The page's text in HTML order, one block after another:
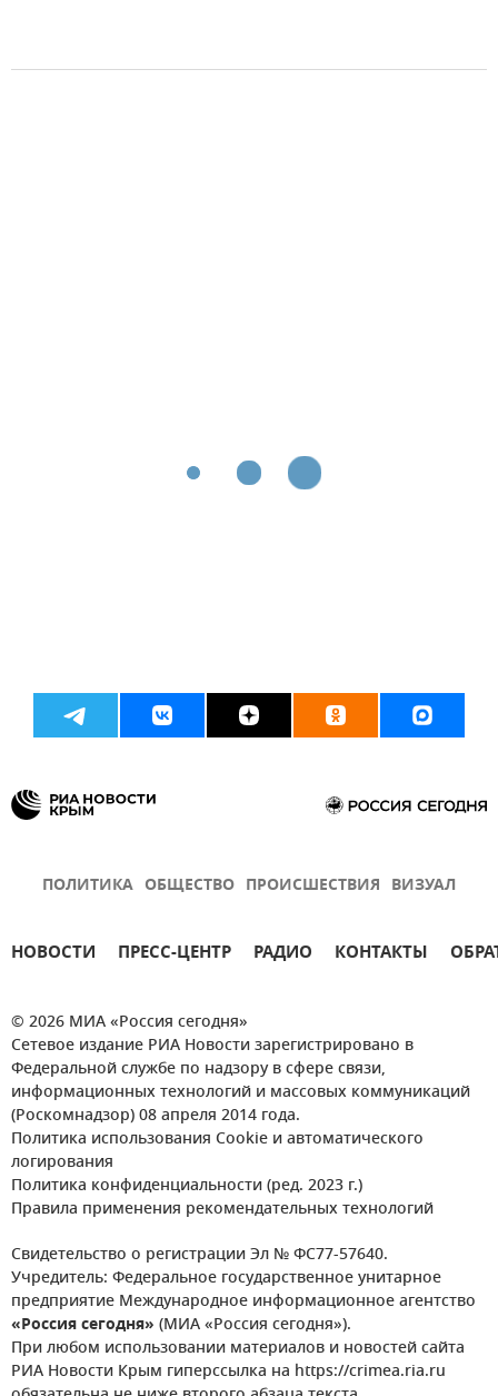
ПОЛИТИКА ОБЩЕСТВО ПРОИСШЕСТВИЯ ВИЗУАЛ
НОВОСТИ ПРЕСС-ЦЕНТР РАДИО КОНТАКТЫ
© 2026 МИА «Россия сегодня»
Сетевое издание РИА Новости зарегистрировано в
Федеральной службе по надзору в сфере связи,
информационных технологий и массовых коммуникаций
(Роскомнадзор) 08 апреля 2014 года.
Политика использования Cookie и автоматического
логирования
Политика конфиденциальности (ред. 2023 г.)
Правила применения рекомендательных технологий
Свидетельство о регистрации Эл № ФС77-57640.
Учредитель: Федеральное государственное унитарное
предприятие Международное информационное агентство
«Россия сегодня» (МИА «Россия сегодня»).
При любом использовании материалов и новостей сайта
РИА Новости Крым гиперссылка на https://crimea.ria.ru